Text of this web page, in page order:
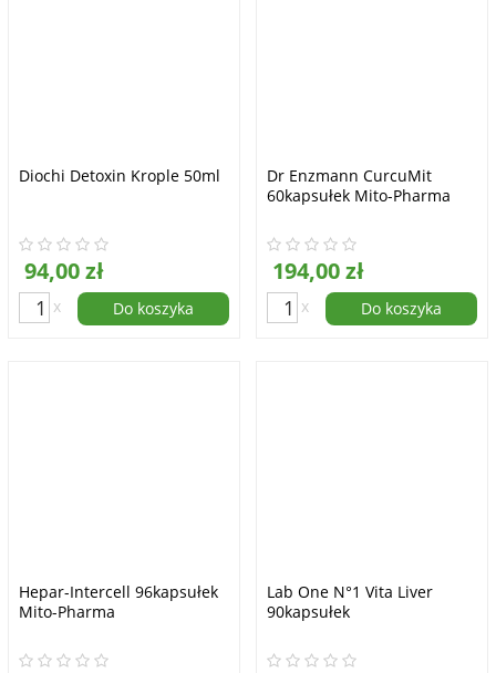
Diochi Detoxin Krople 50ml
94,00 zł
x Do koszyka
Dr Enzmann CurcuMit
60kapsułek Mito-Pharma
194,00 zł
x Do koszyka
Hepar-Intercell 96kapsułek
Mito-Pharma
Lab One N°1 Vita Liver
90kapsułek